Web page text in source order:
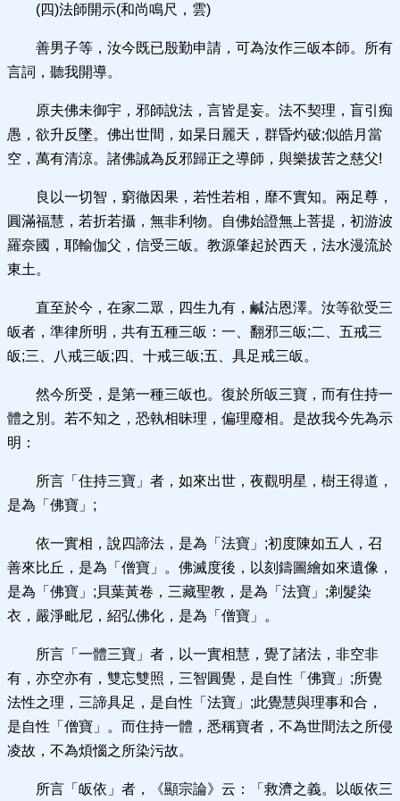
(四)法師開示(和尚鳴尺，雲)
善男子等，汝今既已殷勤申請，可為汝作三皈本師。所有
言詞，聽我開導。
原夫佛未御宇，邪師說法，言皆是妄。法不契理，盲引痴
愚，欲升反墜。佛出世間，如杲日麗天，群昏灼破;似皓月當
空，萬有清涼。諸佛誠為反邪歸正之導師，與樂拔苦之慈父!
良以一切智，窮徹因果，若性若相，靡不實知。兩足尊，
圓滿福慧，若折若攝，無非利物。自佛始證無上菩提，初游波
羅奈國，耶輸伽父，信受三皈。教源肇起於西天，法水漫流於
東土。
直至於今，在家二眾，四生九有，鹹沾恩澤。汝等欲受三
皈者，準律所明，共有五種三皈：一、翻邪三皈;二、五戒三
皈;三、八戒三皈;四、十戒三皈;五、具足戒三皈。
然今所受，是第一種三皈也。復於所皈三寶，而有住持一
體之別。若不知之，恐執相昧理，偏理廢相。是故我今先為示
明：
所言「住持三寶」者，如來出世，夜觀明星，樹王得道，
是為「佛寶」;
依一實相，說四諦法，是為「法寶」;初度陳如五人，召
善來比丘，是為「僧寶」。佛滅度後，以刻鑄圖繪如來遺像，
是為「佛寶」;貝葉黃卷，三藏聖教，是為「法寶」;剃髮染
衣，嚴淨毗尼，紹弘佛化，是為「僧寶」。
所言「一體三寶」者，以一實相慧，覺了諸法，非空非
有，亦空亦有，雙忘雙照，三智圓覺，是自性「佛寶」;所覺
法性之理，三諦具足，是自性「法寶」;此覺慧與理事和合，
是自性「僧寶」。而住持一體，悉稱寶者，不為世間法之所侵
凌故，不為煩惱之所染污故。
所言「皈依」者，《顯宗論》云：「救濟之義。以皈依三